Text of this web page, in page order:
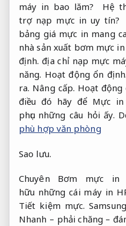
máy in bao lăm? Hệ
trợ nạp mực in uy
bảng giá mực in mang
nhà sản xuất bơm mực
định. địa chỉ nạp mực
năng. Hoạt động ổn định.
ra. Nâng cấp. Hoạt động
điều đó hãy để Mực
phục những câu hỏi ấy.
phù hợp văn phòng
Sao lưu.
Chuyên Bơm mực
hữu những cái máy in
Tiết kiệm mực.
Nhanh – phải chăng –